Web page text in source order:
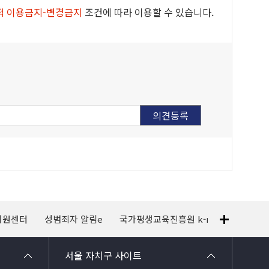
이용금지-변경금지 조건에 따라 이용할 수 있습니다.
센터 성범죄자 알림e 국가평생교육진흥원 k-mooc
서울 자치구 사이트